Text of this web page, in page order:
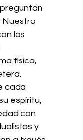
Nuestro
los
física,
cada
espíritu,
con
y